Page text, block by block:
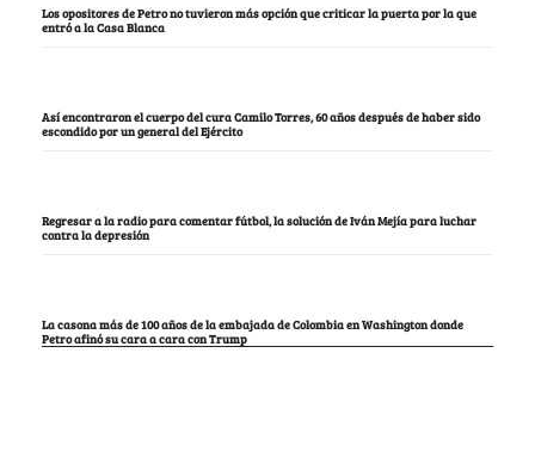
Los opositores de Petro no tuvieron más opción que criticar la puerta por la que
entró a la Casa Blanca
Así encontraron el cuerpo del cura Camilo Torres, 60 años después de haber sido
escondido por un general del Ejército
Regresar a la radio para comentar fútbol, la solución de Iván Mejía para luchar
contra la depresión
La casona más de 100 años de la embajada de Colombia en Washington donde
Petro afinó su cara a cara con Trump